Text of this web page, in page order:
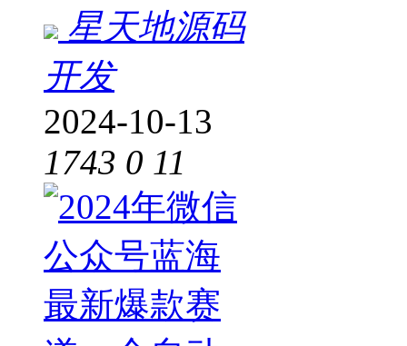
星天地源码
开发
2024-10-13
1743 0 11